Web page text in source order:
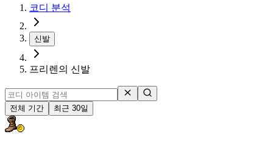
코디 분석
신발
프리렌의 신발
전체 기간 최근 30일